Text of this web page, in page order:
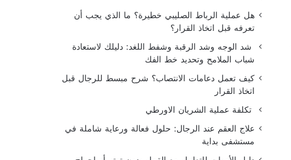
هل عملية الرباط الصليبي خطيرة؟ ما الذي يجب أن
تعرفه قبل اتخاذ القرار؟
شد الوجه وشد الرقبة وشفط اللغد: دليلك لاستعادة
شباب الملامح وتحديد خط الفك
كيف تعمل دعامات الانتصاب؟ شرح مبسط للرجال قبل
اتخاذ القرار
تكلفة عملية الشريان الاورطي
علاج العقم عند الرجال: حلول فعالة ورعاية شاملة في
مستشفى بداية